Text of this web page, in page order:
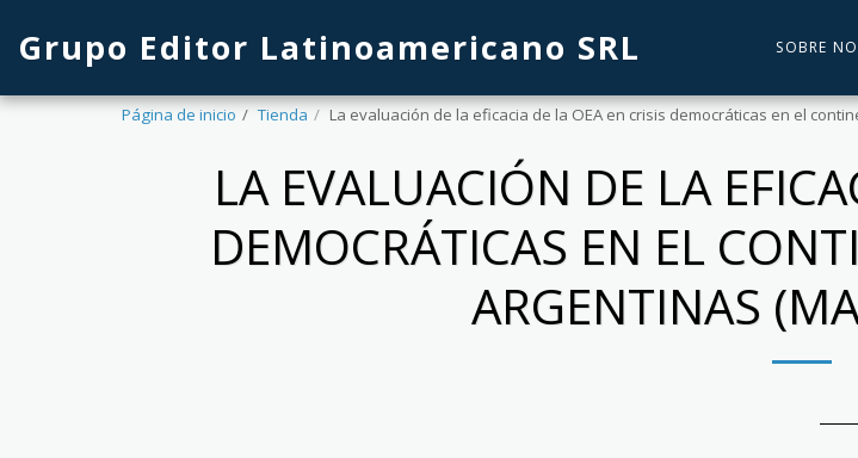
Grupo Editor Latinoamericano SRL SOBRE
Página de inicio Tienda La evaluación de la eficacia de la OEA en crisis democráticas en el
LA EVALUACIÓN DE LA
DEMOCRÁTICAS EN EL
ARGENTINAS